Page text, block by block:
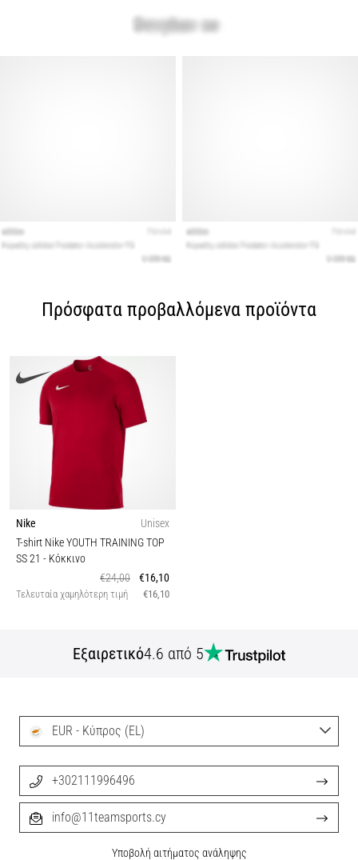
Πρόσφατα προβαλλόμενα προϊόντα
Nike
Unisex
T-shirt Nike YOUTH TRAINING TOP
SS 21 - Κόκκινο
€24,00
€16,10
Τελευταία χαμηλότερη τιμή €16,10
Εξαιρετικό4.6 από 5
EUR - Κύπρος (EL)
+302111996496
info@11teamsports.cy
Υποβολή αιτήματος ανάληψης